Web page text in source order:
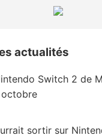
actualités
Switch 2 de
octobre
sortir sur